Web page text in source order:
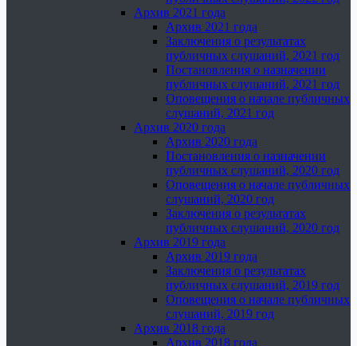
Архив 2021 года
Архив 2021 года
Заключения о результатах
публичных слушаний, 2021 год
Постановления о назначении
публичных слушаний, 2021 год
Оповещения о начале публичных
слушаний, 2021 год
Архив 2020 года
Архив 2020 года
Постановления о назначении
публичных слушаний, 2020 год
Оповещения о начале публичных
слушаний, 2020 год
Заключения о результатах
публичных слушаний, 2020 год
Архив 2019 года
Архив 2019 года
Заключения о результатах
публичных слушаний, 2019 год
Оповещения о начале публичных
слушаний, 2019 год
Архив 2018 года
Архив 2018 года